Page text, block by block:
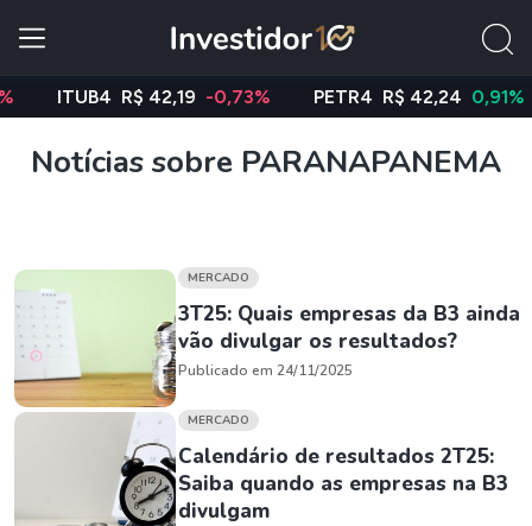
ITUB4 R$ 42,19 -0,73% PETR4 R$ 42,24 0,91%
Notícias sobre PARANAPANEMA
MERCADO
3T25: Quais empresas da B3 ainda
vão divulgar os resultados?
Publicado em 24/11/2025
MERCADO
Calendário de resultados 2T25:
Saiba quando as empresas na B3
divulgam